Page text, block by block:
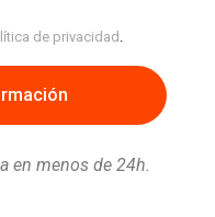
de privacidad
en menos de 24h.